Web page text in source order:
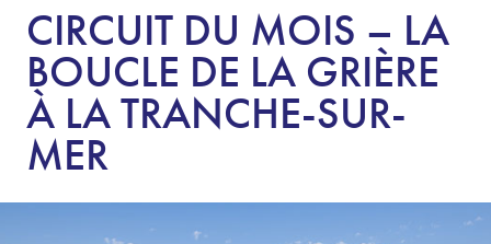
CIRCUIT DU MOIS – LA
BOUCLE DE LA GRIÈRE
À LA TRANCHE-SUR-
MER